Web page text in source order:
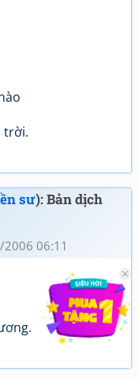
trời.
sư): Bản dịch
06:11